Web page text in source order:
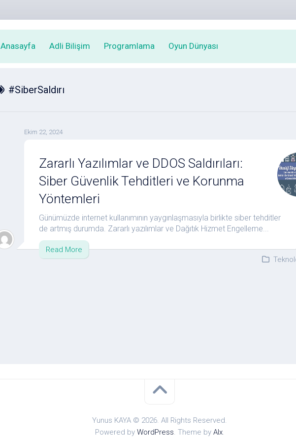
Anasayfa Adli Bilişim Programlama Oyun Dünyası
#SiberSaldırı
Ekim 22, 2024
Zararlı Yazılımlar ve DDOS Saldırıları:
Siber Güvenlik Tehditleri ve Korunma
Yöntemleri
Günümüzde internet kullanımının yaygınlaşmasıyla birlikte siber tehditler
de artmış durumda. Zararlı yazılımlar ve Dağıtık Hizmet Engelleme...
Read More
Yunus KAYA © 2026. All Rights Reserved.
Powered by WordPress. Theme by Alx.